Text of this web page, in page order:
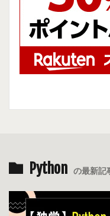
Python の最新記